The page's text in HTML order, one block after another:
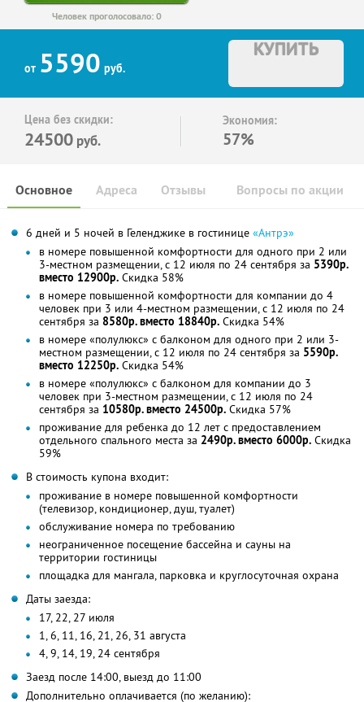
Человек проголосовало: 0
от 5590 руб.
КУПИТЬ
Цена без скидки:
24500 руб.
Экономия:
57%
Основное Отзывы Вопросы по акции
Адреса
6 дней и 5 ночей в Геленджике в гостинице «Антрэ»
в номере повышенной комфортности для одного при 2 или
3-местном размещении, с 12 июля по 24 сентября за 5390р.
вместо 12900р. Скидка 58%
в номере повышенной комфортности для компании до 4
человек при 3 или 4-местном размещении, с 12 июля по 24
сентября за 8580р. вместо 18840р. Скидка 54%
в номере «полулюкс» с балконом для одного при 2 или 3-
местном размещении, с 12 июля по 24 сентября за 5590р.
вместо 12250р. Скидка 54%
в номере «полулюкс» с балконом для компании до 3
человек при 3-местном размещении, с 12 июля по 24
сентября за 10580р. вместо 24500р. Скидка 57%
проживание для ребенка до 12 лет с предоставлением
отдельного спального места за 2490р. вместо 6000р. Скидка
59%
В стоимость купона входит:
проживание в номере повышенной комфортности
(телевизор, кондиционер, душ, туалет)
обслуживание номера по требованию
неограниченное посещение бассейна и сауны на
территории гостиницы
площадка для мангала, парковка и круглосуточная охрана
Даты заезда:
17, 22, 27 июля
1, 6, 11, 16, 21, 26, 31 августа
4, 9, 14, 19, 24 сентября
Заезд после 14:00, выезд до 11:00
Дополнительно оплачивается (по желанию):